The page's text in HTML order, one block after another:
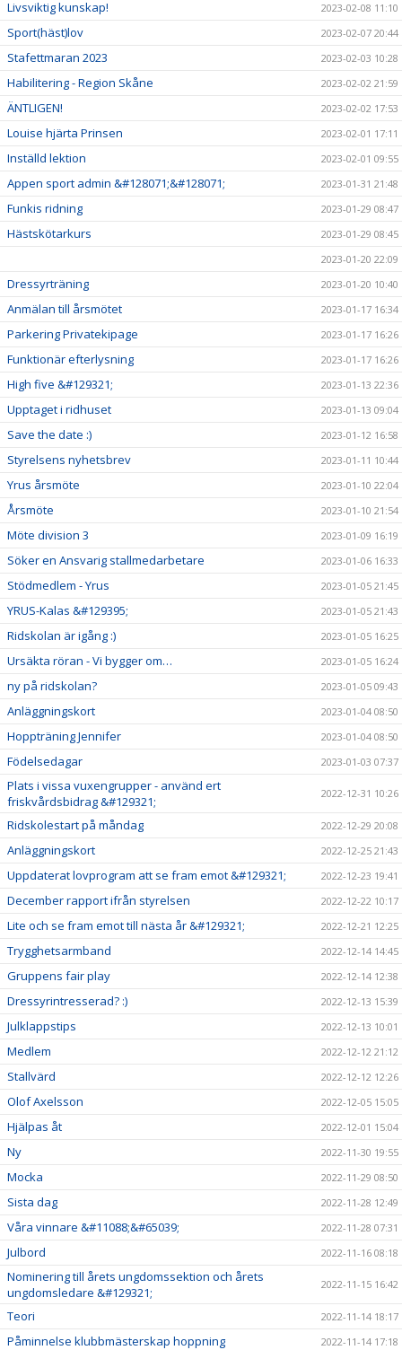
Livsviktig kunskap! 2023-02-08 11:10
Sport(häst)lov 2023-02-07 20:44
Stafettmaran 2023 2023-02-03 10:28
Habilitering - Region Skåne 2023-02-02 21:59
ÄNTLIGEN! 2023-02-02 17:53
Louise hjärta Prinsen 2023-02-01 17:11
Inställd lektion 2023-02-01 09:55
Appen sport admin &#128071;&#128071; 2023-01-31 21:48
Funkis ridning 2023-01-29 08:47
Hästskötarkurs
2023-01-29 08:45
2023-01-20 22:09
Dressyrträning 2023-01-20 10:40
Anmälan till årsmötet 2023-01-17 16:34
Parkering Privatekipage 2023-01-17 16:26
Funktionär efterlysning 2023-01-17 16:26
High five &#129321; 2023-01-13 22:36
Upptaget i ridhuset 2023-01-13 09:04
Save the date :) 2023-01-12 16:58
Styrelsens nyhetsbrev 2023-01-11 10:44
Yrus årsmöte 2023-01-10 22:04
Årsmöte 2023-01-10 21:54
Möte division 3 2023-01-09 16:19
Söker en Ansvarig stallmedarbetare 2023-01-06 16:33
Stödmedlem - Yrus 2023-01-05 21:45
YRUS-Kalas &#129395; 2023-01-05 21:43
Ridskolan är igång :) 2023-01-05 16:25
Ursäkta röran - Vi bygger om… 2023-01-05 16:24
ny på ridskolan? 2023-01-05 09:43
Anläggningskort 2023-01-04 08:50
Hoppträning Jennifer 2023-01-04 08:50
Födelsedagar 2023-01-03 07:37
Plats i vissa vuxengrupper - använd ert
friskvårdsbidrag &#129321;
2022-12-31 10:26
Ridskolestart på måndag 2022-12-29 20:08
Anläggningskort 2022-12-25 21:43
Uppdaterat lovprogram att se fram emot &#129321; 2022-12-23 19:41
December rapport ifrån styrelsen 2022-12-22 10:17
Lite och se fram emot till nästa år &#129321; 2022-12-21 12:25
Trygghetsarmband 2022-12-14 14:45
Gruppens fair play 2022-12-14 12:38
Dressyrintresserad? :) 2022-12-13 15:39
Julklappstips 2022-12-13 10:01
Medlem 2022-12-12 21:12
Stallvärd 2022-12-12 12:26
Olof Axelsson 2022-12-05 15:05
Hjälpas åt 2022-12-01 15:04
Ny 2022-11-30 19:55
Mocka 2022-11-29 08:50
Sista dag 2022-11-28 12:49
Våra vinnare &#11088;&#65039; 2022-11-28 07:31
Julbord 2022-11-16 08:18
Nominering till årets ungdomssektion och årets
ungdomsledare &#129321;
2022-11-15 16:42
Teori 2022-11-14 18:17
Påminnelse klubbmästerskap hoppning 2022-11-14 17:18